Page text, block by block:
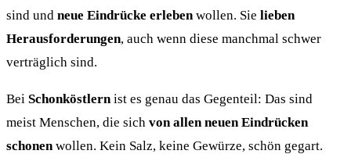
sind und neue Eindrücke erleben wollen. Sie lieben
Herausforderungen, auch wenn diese manchmal schwer
verträglich sind.
Bei Schonköstlern ist es genau das Gegenteil: Das sind
meist Menschen, die sich von allen neuen Eindrücken
schonen wollen. Kein Salz, keine Gewürze, schön gegart.